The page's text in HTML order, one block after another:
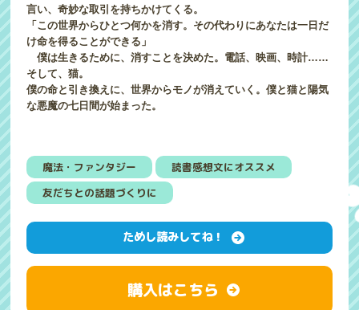
言い、奇妙な取引を持ちかけてくる。
「この世界からひとつ何かを消す。その代わりにあなたは一日だ
け命を得ることができる」
僕は生きるために、消すことを決めた。電話、映画、時計……
そして、猫。
僕の命と引き換えに、世界からモノが消えていく。僕と猫と陽気
な悪魔の七日間が始まった。
魔法・ファンタジー
読書感想文にオススメ
友だちとの話題づくりに
ためし読みしてね！
購入はこちら